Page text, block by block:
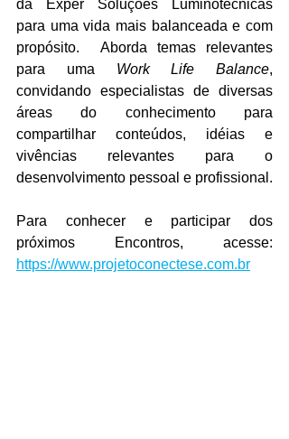
da Exper Soluções Luminotécnicas
para uma vida mais balanceada e com
propósito.
Aborda temas relevantes
para uma Work Life Balance,
convidando especialistas de diversas
áreas do conhecimento para
compartilhar conteúdos, idéias e
vivências relevantes para o
desenvolvimento pessoal e profissional.
Para conhecer e participar dos
https://www.projetoconectese.com.br